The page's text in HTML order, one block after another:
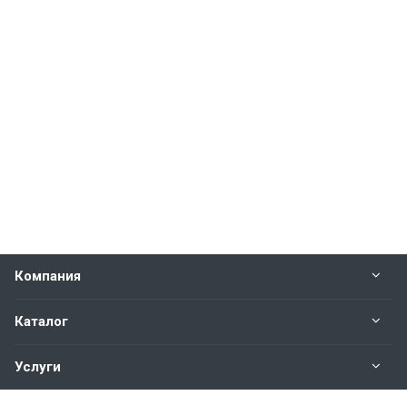
Компания
Каталог
Услуги